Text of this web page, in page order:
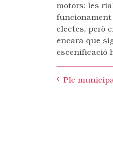
motors: les
funcionament
electes, però
encara que
escenificació
Ple